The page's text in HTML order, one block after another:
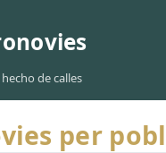
de calles
per